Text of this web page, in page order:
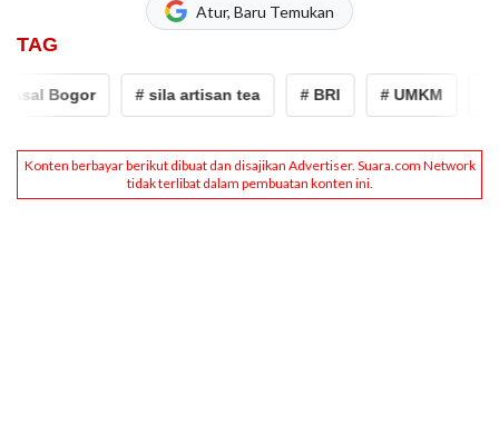
Atur, Baru Temukan
TAG
Bogor # sila artisan tea # BRI # UMKM